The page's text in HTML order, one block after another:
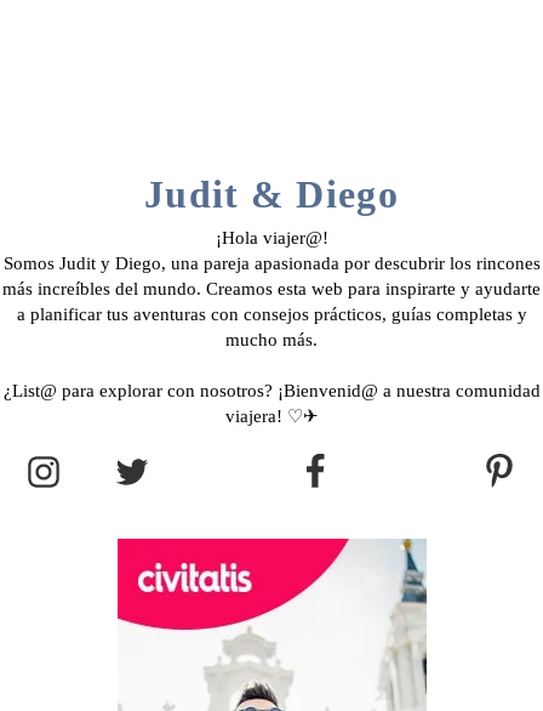
Judit & Diego
¡Hola viajer@!
Somos Judit y Diego, una pareja apasionada por descubrir los rincones
más increíbles del mundo. Creamos esta web para inspirarte y ayudarte
a planificar tus aventuras con consejos prácticos, guías completas y
mucho más.
¿List@ para explorar con nosotros? ¡Bienvenid@ a nuestra comunidad
viajera! ♡✈︎